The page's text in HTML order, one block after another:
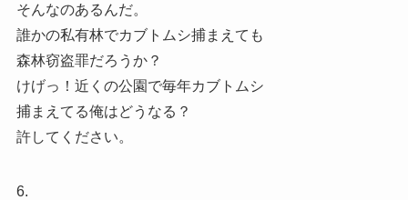
そんなのあるんだ。
誰かの私有林でカブトムシ捕まえても
森林窃盗罪だろうか？
けげっ！近くの公園で毎年カブトムシ
捕まえてる俺はどうなる？
許してください。
6.